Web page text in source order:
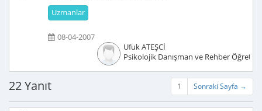
Uzmanlar
08-04-2007
Ufuk ATEŞCİ
Psikolojik Danışman ve Rehber
1 Sonraki Sayfa →
22 Yanıt